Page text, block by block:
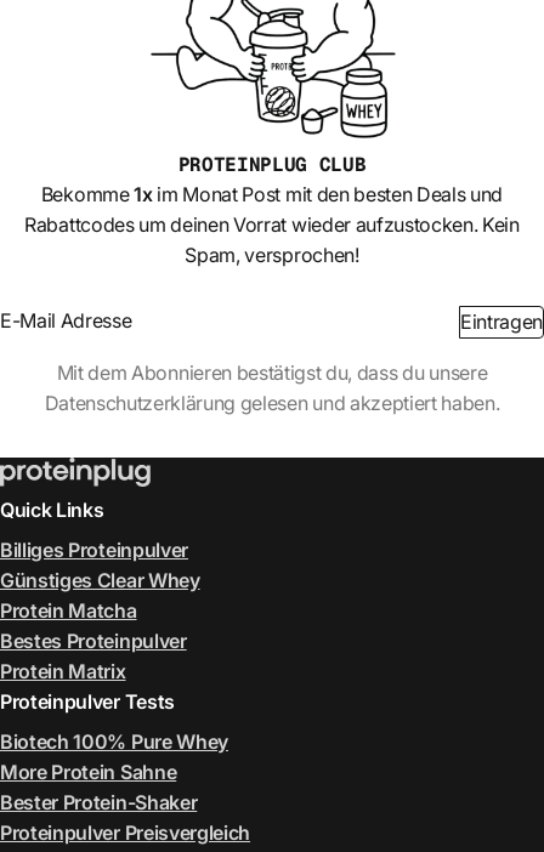
PROTEINPLUG CLUB
Bekomme1xim Monat Post mit den besten Deals und
Rabattcodes um deinen Vorrat wieder aufzustocken. Kein
Spam, versprochen!
Section Eintragen
AbschnittMit dem Abonnieren bestätigst du, dass du unsere
Datenschutzerklärung gelesen und akzeptiert haben.
Quick Links
Billiges Proteinpulver
Günstiges Clear Whey
Protein Matcha
Bestes Proteinpulver
Protein Matrix
Proteinpulver Tests
Biotech 100% Pure Whey
More Protein Sahne
Bester Protein-Shaker
Proteinpulver Preisvergleich